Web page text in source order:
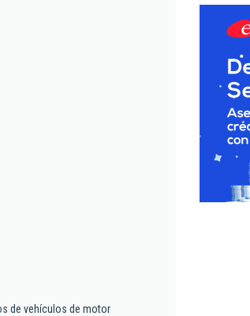
de vehículos de motor